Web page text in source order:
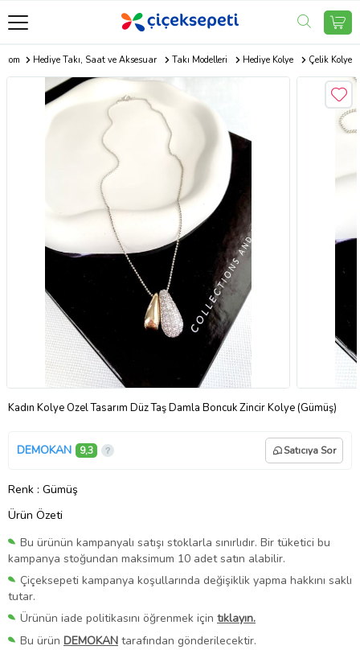
Hediye Takı, Saat ve Aksesuar Takı Modelleri Hediye Kolye Çelik Kolye
Kadın Kolye Özel Tasarım Düz Taş Damla Boncuk Zincir Kolye (Gümüş)
DEMOKAN 9,3 Satıcıya Sor
Renk : Gümüş
Ürün Özeti
Bu ürünün kampanyalı satışı stoklarla sınırlıdır. Bir tüketici bu
kampanya stoğundan maksimum 10 adet satın alabilir.
Çiçeksepeti kampanya koşullarında değişiklik yapma hakkını saklı
tutar.
Ürünün iade politikasını öğrenmek için tıklayın.
Bu ürün DEMOKAN tarafından gönderilecektir.